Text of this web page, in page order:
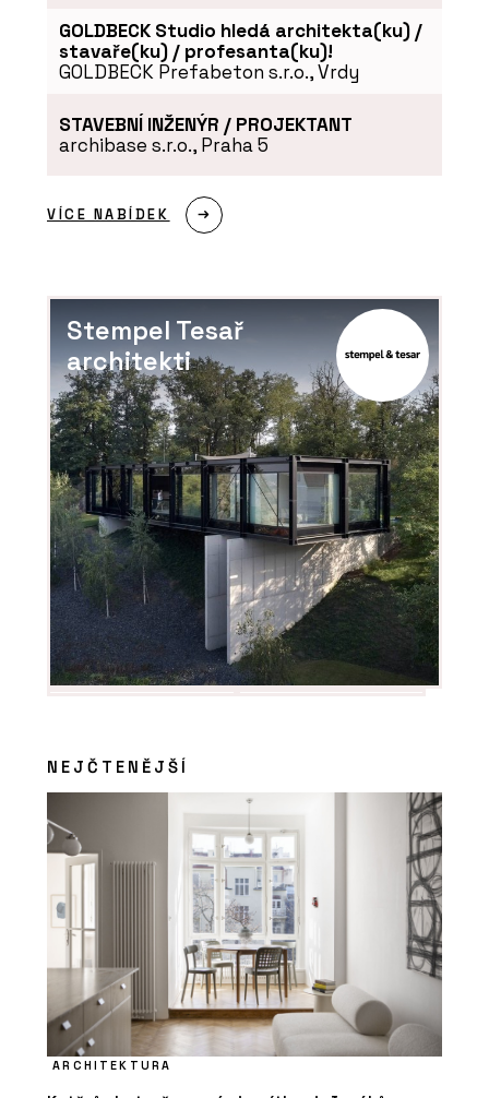
GOLDBECK Studio hledá architekta(ku) /
stavaře(ku) / profesanta(ku)!
GOLDBECK Prefabeton s.r.o., Vrdy
STAVEBNÍ INŽENÝR / PROJEKTANT
archibase s.r.o., Praha 5
VÍCE NABÍDEK
Stempel Tesař
architekti
NEJČTENĚJŠÍ
ARCHITEKTURA